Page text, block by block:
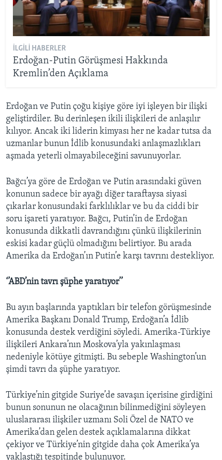
İLGILI HABERLER
Erdoğan-Putin Görüşmesi Hakkında
Kremlin’den Açıklama
Erdoğan ve Putin çoğu kişiye göre iyi işleyen bir ilişki
geliştirdiler. Bu derinleşen ikili ilişkileri de anlaşılır
kılıyor. Ancak iki liderin kimyası her ne kadar tutsa da
uzmanlar bunun İdlib konusundaki anlaşmazlıkları
aşmada yeterli olmayabileceğini savunuyorlar.
Bağcı’ya göre de Erdoğan ve Putin arasındaki güven
konunun sadece bir ayağı diğer taraftaysa siyasi
çıkarlar konusundaki farklılıklar ve bu da ciddi bir
soru işareti yaratıyor. Bağcı, Putin’in de Erdoğan
konusunda dikkatli davrandığını çünkü ilişkilerinin
eskisi kadar güçlü olmadığını belirtiyor. Bu arada
Amerika da Erdoğan’ın Putin’e karşı tavrını destekliyor.
‘’ABD’nin tavrı şüphe yaratıyor’’
Bu ayın başlarında yaptıkları bir telefon görüşmesinde
Amerika Başkanı Donald Trump, Erdoğan’a İdlib
konusunda destek verdiğini söyledi. Amerika-Türkiye
ilişkileri Ankara’nın Moskova’yla yakınlaşması
nedeniyle kötüye gitmişti. Bu sebeple Washington’un
şimdi tavrı da şüphe yaratıyor.
Türkiye’nin gitgide Suriye’de savaşın içerisine girdiğini
bunun sonunun ne olacağının bilinmediğini söyleyen
uluslararası ilişkiler uzmanı Soli Özel de NATO ve
Amerika’dan gelen destek açıklamalarına dikkat
çekiyor ve Türkiye’nin gitgide daha çok Amerika’ya
yaklaştığı tespitinde bulunuyor.